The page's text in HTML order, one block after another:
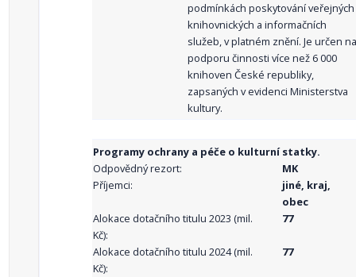
podmínkách poskytování veřejných
knihovnických a informačních
služeb, v platném znění. Je určen na
podporu činnosti více než 6 000
knihoven České republiky,
zapsaných v evidenci Ministerstva
kultury.
Programy ochrany a péče o kulturní statky.
Odpovědný rezort:
MK
Příjemci:
jiné, kraj,
obec
Alokace dotačního titulu 2023 (mil.
Kč):
77
Alokace dotačního titulu 2024 (mil.
Kč):
77